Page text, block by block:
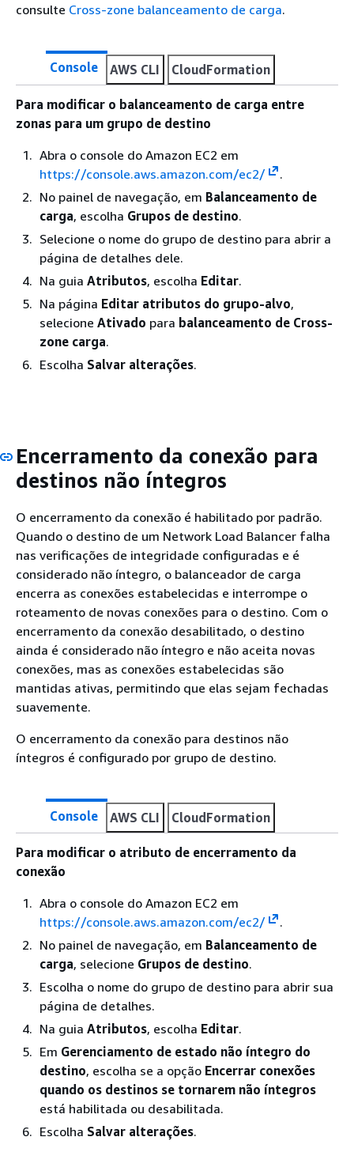
consulte Cross-zone balanceamento de carga.
Console AWS CLI CloudFormation
Para modificar o balanceamento de carga entre
zonas para um grupo de destino
Abra o console do Amazon EC2 em
https://console.aws.amazon.com/ec2/
.
No painel de navegação, em Balanceamento de
carga, escolha Grupos de destino.
Selecione o nome do grupo de destino para abrir a
página de detalhes dele.
Na guia Atributos, escolha Editar.
Na página Editar atributos do grupo-alvo,
selecione Ativado para balanceamento de Cross-
zone carga.
Escolha Salvar alterações.
Encerramento da conexão para
destinos não íntegros
O encerramento da conexão é habilitado por padrão.
Quando o destino de um Network Load Balancer falha
nas verificações de integridade configuradas e é
considerado não íntegro, o balanceador de carga
encerra as conexões estabelecidas e interrompe o
roteamento de novas conexões para o destino. Com o
encerramento da conexão desabilitado, o destino
ainda é considerado não íntegro e não aceita novas
conexões, mas as conexões estabelecidas são
mantidas ativas, permitindo que elas sejam fechadas
suavemente.
O encerramento da conexão para destinos não
íntegros é configurado por grupo de destino.
Console AWS CLI CloudFormation
Para modificar o atributo de encerramento da
conexão
Abra o console do Amazon EC2 em
https://console.aws.amazon.com/ec2/
.
No painel de navegação, em Balanceamento de
carga, selecione Grupos de destino.
Escolha o nome do grupo de destino para abrir sua
página de detalhes.
Na guia Atributos, escolha Editar.
Em Gerenciamento de estado não íntegro do
destino, escolha se a opção Encerrar conexões
quando os destinos se tornarem não íntegros
está habilitada ou desabilitada.
Escolha Salvar alterações.